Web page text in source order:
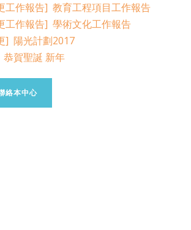
工作報告] 教育工程項目工作報告
工作報告] 學術文化工作報告
] 陽光計劃2017
賀聖誕 新年
絡本中心